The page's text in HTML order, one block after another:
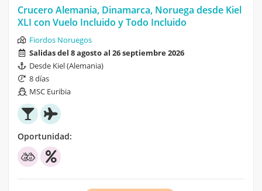
Crucero Alemania, Dinamarca, Noruega desde Kiel
XLI con Vuelo Incluido y Todo Incluido
Fiordos Noruegos
Salidas del 8 agosto al 26 septiembre 2026
Desde Kiel (Alemania)
8 días
MSC Euribia
Oportunidad: